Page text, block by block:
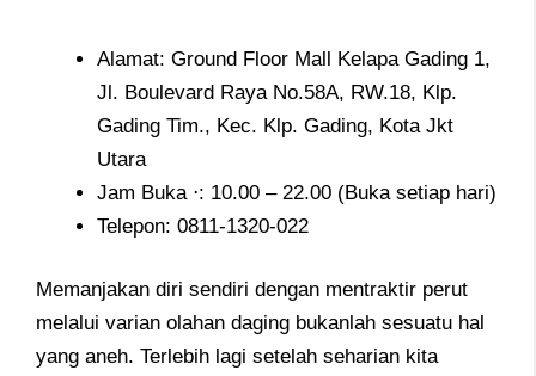
Alamat: Ground Floor Mall Kelapa Gading 1,
Jl. Boulevard Raya No.58A, RW.18, Klp.
Gading Tim., Kec. Klp. Gading, Kota Jkt
Utara
Jam Buka ⋅: 10.00 – 22.00 (Buka setiap hari)
Telepon: 0811-1320-022
Memanjakan diri sendiri dengan mentraktir perut
melalui varian olahan daging bukanlah sesuatu hal
yang aneh. Terlebih lagi setelah seharian kita